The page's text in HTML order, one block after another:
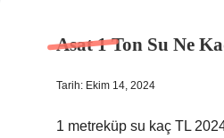
Asat 1 Ton Su Ne
Tarih: Ekim 14, 2024
1 metreküp su kaç TL